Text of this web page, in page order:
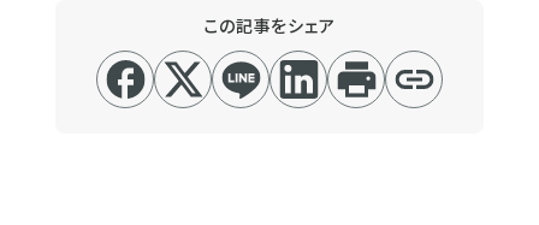
この記事をシェア